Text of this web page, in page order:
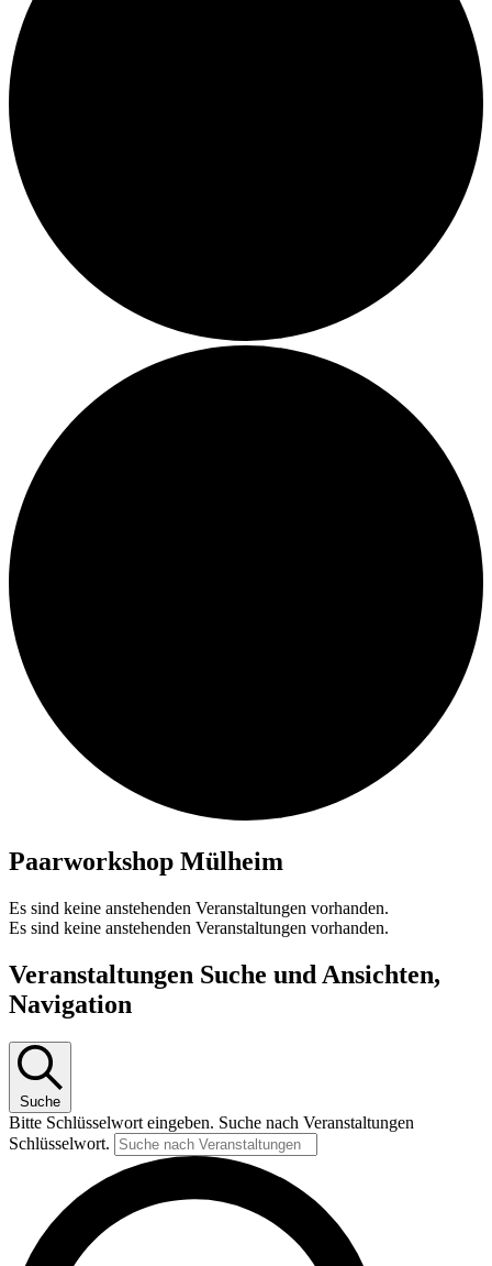
Paarworkshop Mülheim
Es sind keine anstehenden Veranstaltungen vorhanden.
Es sind keine anstehenden Veranstaltungen vorhanden.
Veranstaltungen Suche und Ansichten,
Navigation
Suche
Bitte Schlüsselwort eingeben. Suche nach Veranstaltungen
Schlüsselwort.